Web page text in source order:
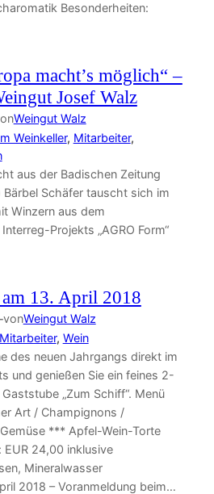
Besonderheiten:
macht’s möglich“ –
Josef Walz
Weingut Walz
Weinkeller, Mitarbeiter
aus der Badischen Zeitung
Schäfer tauscht sich im
Winzern aus dem
Projekts „AGRO Form“
13. April 2018
vonWeingut Walz
Mitarbeiter, Wein
des neuen Jahrgangs direkt im
und genießen Sie ein feines 2-
„Zum Schiff“. Menü
Art / Champignons /
*** Apfel-Wein-Torte
EUR 24,00 inklusive
Mineralwasser
2018 – Voranmeldung beim…